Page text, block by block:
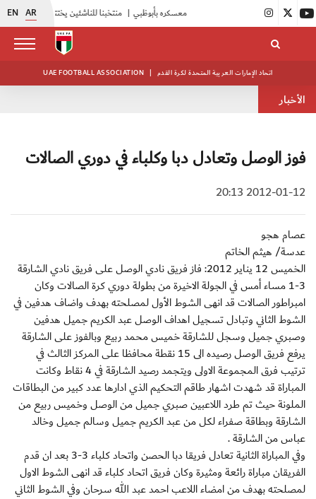
EN AR | |
UAE FOOTBALL ASSOCIATION | اتحاد الإمارات العربية المتحدة لكرة القدم
الأخبار
فوز الوصل وتعادل دبا وكلباء في دوري الصالات
2012-01-12 20:13
عصام هجو
عدسة/ هيثم الخاتم
الخميس 12 يناير 2012: فاز فريق نادي الوصل على فريق نادي الشارقة
3-1 مساء أمس في الجولة الاخيرة من بطولة دوري كرة الصالات وكان
امبراطور الصالات قد انهى الشوط الأول لمصلحته بهدف واضاف هدفين في
الشوط الثاني وتبادل تسجيل اهداف الوصل عبد الكريم جميل هدفين
وصبري جميل وسجل للشارقة خميس محمد ربيع وبالفوز على الشارقة
يرفع فريق الوصل رصيده الى 15 نقطة محافظا على المركز الثالث في
ترتيب فرق المجموعة الاولى ويتجمد رصيد الشارقة في 4 نقاط وكانت
المباراة قد شهدت اشهار طاقم التحكيم الذي ادارها عدد كبير من البطاقات
الملونة حيث تم طرد اللاعبين صبري جميل من الوصل وخميس ربيع من
الشارقة وبطاقة صفراء لكل من عبد الكريم جميل وسالم جميل وخالد
عباس من الشارقة .
وفي المباراة الثانية تعادل فريقا دبا الحصن واتحاد كلباء 3-3 بعد ان قدم
الفريقان مباراة رائعة ومثيرة وكان فريق اتحاد كلباء قد انهى الشوط الاول
لمصلحته بهدف من امضاء اللاعب احمد عبد الله سرحان وفي الشوط الثاني